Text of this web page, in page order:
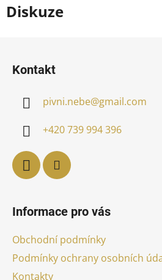
Diskuze
Kontakt
pivni.nebe@gmail.com
+420 739 994 396
Informace pro vás
Obchodní podmínky
Podmínky ochrany osobních
Kontakty